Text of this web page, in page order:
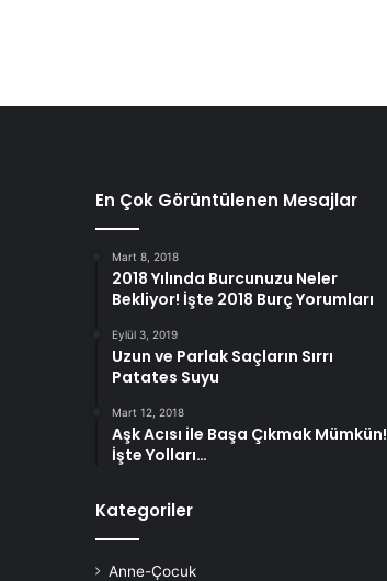
En Çok Görüntülenen Mesajlar
Mart 8, 2018
2018 Yılında Burcunuzu Neler
Bekliyor! İşte 2018 Burç Yorumları
Eylül 3, 2019
Uzun ve Parlak Saçların Sırrı
Patates Suyu
Mart 12, 2018
Aşk Acısı ile Başa Çıkmak Mümkün!
İşte Yolları…
Kategoriler
Anne-Çocuk